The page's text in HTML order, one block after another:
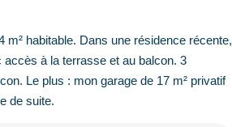
habitable. Dans une résidence récente,
à la terrasse et au balcon. 3
Le plus : mon garage de 17 m² privatif
de suite.